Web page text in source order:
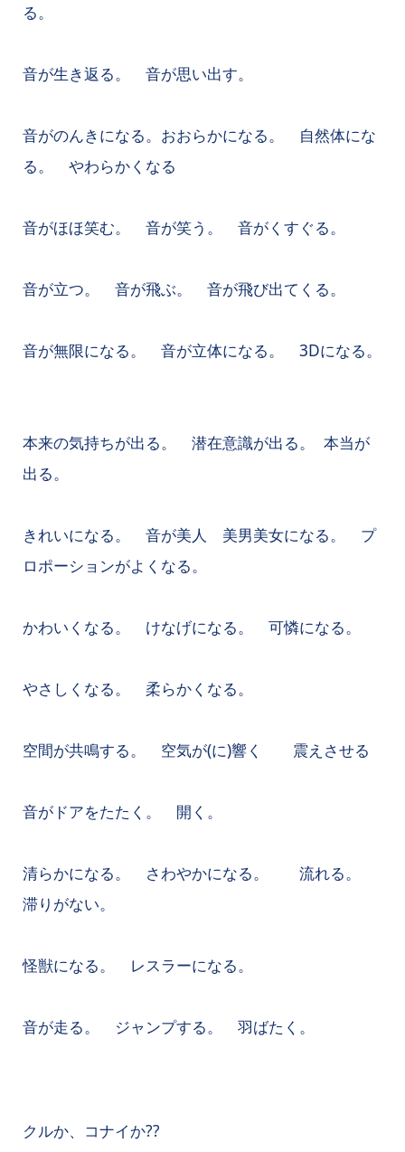
る。
音が生き返る。 音が思い出す。
音がのんきになる。おおらかになる。 自然体にな
る。 やわらかくなる
音がほほ笑む。 音が笑う。 音がくすぐる。
音が立つ。 音が飛ぶ。 音が飛び出てくる。
音が無限になる。 音が立体になる。 3Dになる。
本来の気持ちが出る。 潜在意識が出る。 本当が
出る。
きれいになる。 音が美人 美男美女になる。 プ
ロポーションがよくなる。
かわいくなる。 けなげになる。 可憐になる。
やさしくなる。 柔らかくなる。
空間が共鳴する。 空気が(に)響く 震えさせる
音がドアをたたく。 開く。
清らかになる。 さわやかになる。 流れる。
滞りがない。
怪獣になる。 レスラーになる。
音が走る。 ジャンプする。 羽ばたく。
クルか、コナイか??